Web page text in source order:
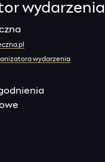
wydarzenia
wydarzenia